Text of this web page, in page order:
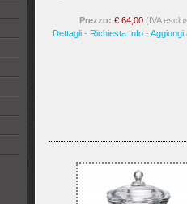
Prezzo: € 64,00(IVA
Dettagli- Richiesta Info- Aggiungi